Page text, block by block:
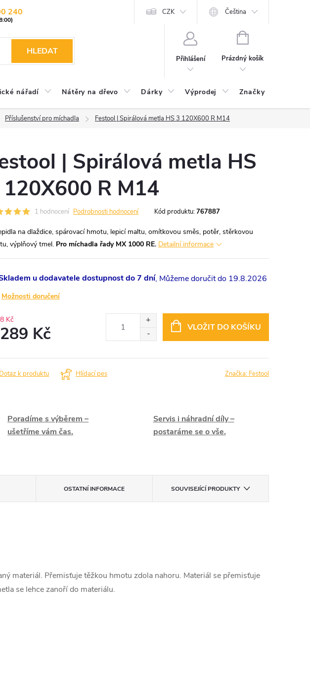
240 CZK Čeština
HLEDAT
Přihlášení
NÁKUPNÍ
Prázdný košík
nářadí Nátěry na dřevo Dárky Výprodej Značky
Příslušenství pro míchadla Festool | Spirálová metla HS 3 120X600 R M14
| Spirálová metla HS
R M14
1 hodnocení Podrobnosti hodnocení Kód produktu:767887
na dlaždice, spárovací hmotu, lepicí maltu, omítkovou směs, potěr, stěrkovou
výplňový tmel. Pro míchadla řady MX 1000 RE. Detailní informace
u dodavatele dostupnost do 7 dní 19.8.2026
Možnosti doručení
Kč
Kč VLOŽIT DO KOŠÍKU
Dotaz k produktu Hlídací pes Značka: Festool
Poradíme s výběrem –
ušetříme vám čas.
Servis i náhradní díly –
postaráme se o vše.
OSTATNÍ INFORMACE SOUVISEJÍCÍ PRODUKTY
materiál. Přemisťuje těžkou hmotu zdola nahoru. Materiál se přemisťuje
se lehce zanoří do materiálu.